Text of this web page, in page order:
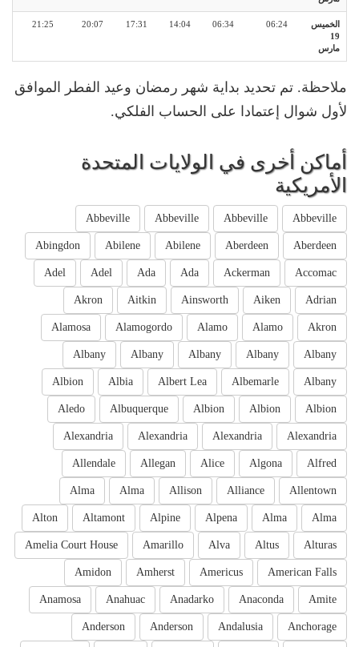
الخميس
19
مارس
06:24
06:34
14:04
17:31
20:07
21:25
ملاحظة. تم تحديد بداية شهر رمضان وعيد الفطر الموافق
لأول شوال إعتمادا على الحساب الفلكي.
أماكن أخرى في الولايات المتحدة
الأمريكية
Abbeville
Abbeville
Abbeville
Abbeville
Aberdeen
Aberdeen
Abilene
Abilene
Abingdon
Accomac
Ackerman
Ada
Ada
Adel
Adel
Adrian
Aiken
Ainsworth
Aitkin
Akron
Akron
Alamo
Alamo
Alamogordo
Alamosa
Albany
Albany
Albany
Albany
Albany
Albany
Albemarle
Albert Lea
Albia
Albion
Albion
Albion
Albion
Albuquerque
Aledo
Alexandria
Alexandria
Alexandria
Alexandria
Alfred
Algona
Alice
Allegan
Allendale
Allentown
Alliance
Allison
Alma
Alma
Alma
Alma
Alpena
Alpine
Altamont
Alton
Alturas
Altus
Alva
Amarillo
Amelia Court House
American Falls
Americus
Amherst
Amidon
Amite
Anaconda
Anadarko
Anahuac
Anamosa
Anchorage
Andalusia
Anderson
Anderson